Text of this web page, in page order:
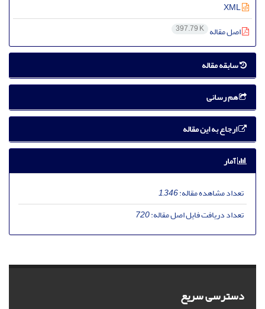
اصل مقاله 397.79 K
سابقه مقاله
هم رسانی
ارجاع به این مقاله
آمار
تعداد مشاهده مقاله:1,346
تعداد دریافت فایل اصل مقاله:720
دسترسی سریع